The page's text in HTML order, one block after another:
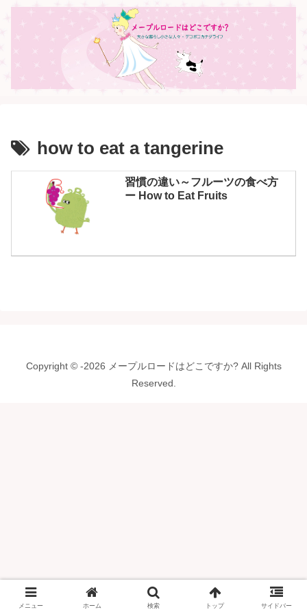
how to eat a tangerine
習慣の違い～フルーツの食べ方
ー How to Eat Fruits
Copyright © -2026 メープルロードはどこですか? All Rights
Reserved.
メニュー ホーム 検索 トップ サイドバー